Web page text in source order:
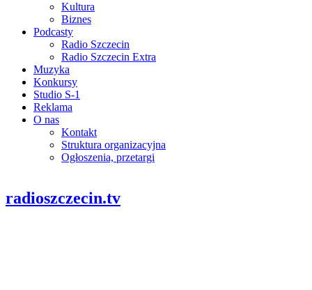
Kultura
Biznes
Podcasty
Radio Szczecin
Radio Szczecin Extra
Muzyka
Konkursy
Studio S-1
Reklama
O nas
Kontakt
Struktura organizacyjna
Ogłoszenia, przetargi
radioszczecin.tv